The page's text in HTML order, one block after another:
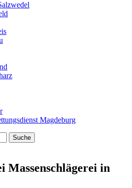
Magdeburg
Massenschlägerei in